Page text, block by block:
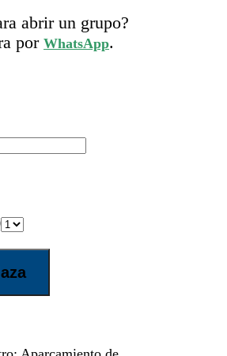
abrir un grupo?
por WhatsApp.